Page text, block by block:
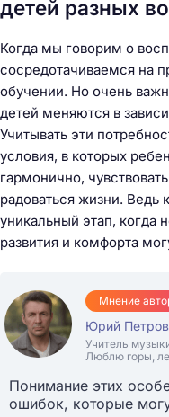
детей разных
Когда мы говорим о
сосредотачиваемся на
обучении. Но очень
детей меняются в
Учитывать эти
условия, в которых
гармонично,
радоваться жизни. Ведь
уникальный этап,
развития и комфорта
Мнение
Юрий
Учитель
Люблю горы,
Понимание этих
ошибок, которые